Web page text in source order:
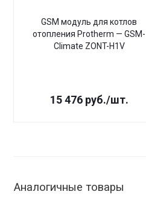
GSM модуль для котлов
отопления Protherm — GSM-
Climate ZONT-H1V
15 476руб./шт.
Аналогичные товары